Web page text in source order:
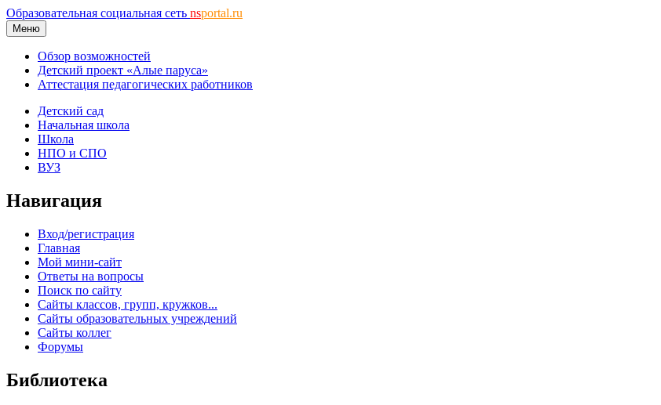
Образовательная социальная сеть nsportal.ru
Меню
Обзор возможностей
Детский проект «Алые паруса»
Аттестация педагогических работников
Детский сад
Начальная школа
Школа
НПО и СПО
ВУЗ
Навигация
Вход/регистрация
Главная
Мой мини-сайт
Ответы на вопросы
Поиск по сайту
Сайты классов, групп, кружков...
Сайты образовательных учреждений
Сайты коллег
Форумы
Библиотека